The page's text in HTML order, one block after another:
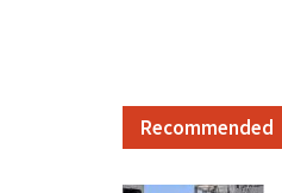
Recommended